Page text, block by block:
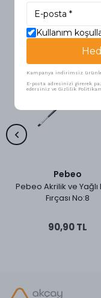
Pebeo
Pebeo Akrilik ve Yağlı
Fırçası No:8
90,90 TL
Kullanım
Kampanya indirimsiz
E-posta adresinizi girerek
edersiniz ve Gizlilik